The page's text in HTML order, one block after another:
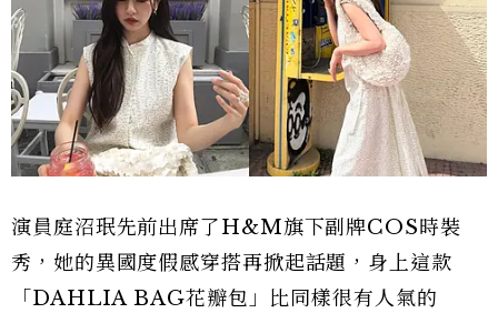
演員庭沼珉先前出席了H&M旗下副牌COS時裝
秀，她的異國度假感穿搭再掀起話題，身上這款
「DAHLIA BAG花瓣包」比同樣很有人氣的